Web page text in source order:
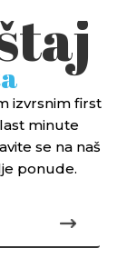
izvrsnim first
minute
se na naš
ponude.